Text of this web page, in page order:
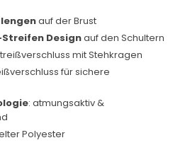
auf der Brust
Designauf den Schultern
mit Stehkragen
für sichere
: atmungsaktiv &
Polyester